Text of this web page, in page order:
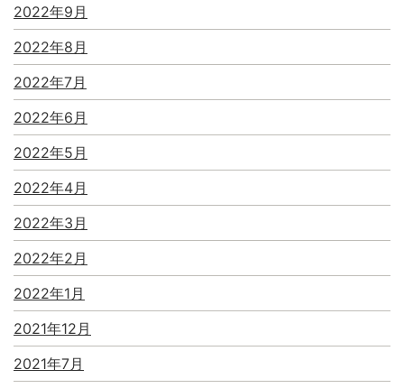
2022年9月
2022年8月
2022年7月
2022年6月
2022年5月
2022年4月
2022年3月
2022年2月
2022年1月
2021年12月
2021年7月